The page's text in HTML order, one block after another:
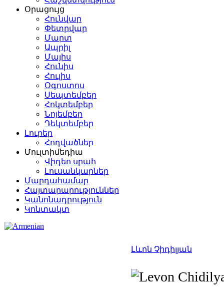
Օրացույց
Հունվար
Փետրվար
Մարտ
Ապրիլ
Մայիս
Հունիս
Հուլիս
Օգոստոս
Սեպտեմբեր
Հոկտեմբեր
Նոյեմբեր
Դեկտեմբեր
Լուրեր
Հոդվածներ
Մուլտիմեդիա
Վիդեո սրահ
Լուսանկարներ
Մարդահամար
Հայտարարություններ
Կանոնադրություն
Կոնտակտ
Լևոն Չիդիլյան